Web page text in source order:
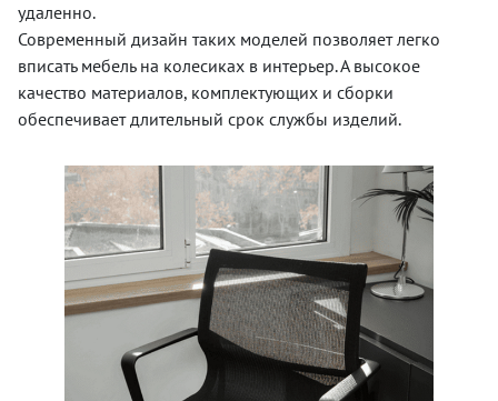
удаленно.
Современный дизайн таких моделей позволяет легко
вписать мебель на колесиках в интерьер. А высокое
качество материалов, комплектующих и сборки
обеспечивает длительный срок службы изделий.